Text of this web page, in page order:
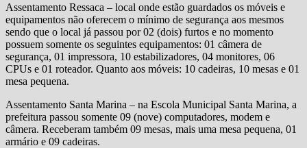
Assentamento Ressaca – local onde estão guardados os móveis e
equipamentos não oferecem o mínimo de segurança aos mesmos
sendo que o local já passou por 02 (dois) furtos e no momento
possuem somente os seguintes equipamentos: 01 câmera de
segurança, 01 impressora, 10 estabilizadores, 04 monitores, 06
CPUs e 01 roteador. Quanto aos móveis: 10 cadeiras, 10 mesas e 01
mesa pequena.
Assentamento Santa Marina – na Escola Municipal Santa Marina, a
prefeitura passou somente 09 (nove) computadores, modem e
câmera. Receberam também 09 mesas, mais uma mesa pequena, 01
armário e 09 cadeiras.